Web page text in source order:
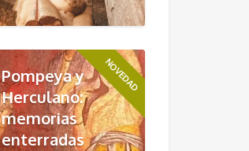
NOVEDAD
Pompeya y
Herculano:
memorias
enterradas